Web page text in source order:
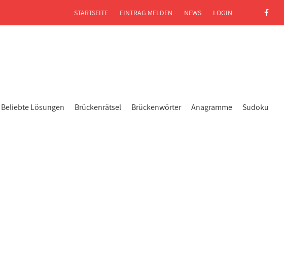
Beliebte Lösungen Brückenrätsel Brückenwörter Anagramme Sudoku
STARTSEITE EINTRAG MELDEN NEWS LOGIN